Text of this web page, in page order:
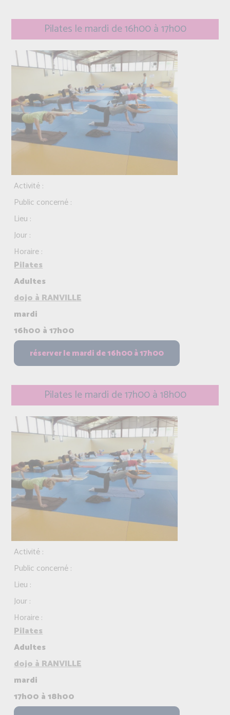
Pilates le mardi de 16h00 à 17h00
Activité :
Public concerné :
Lieu :
Jour :
Horaire :
Pilates
Adultes
dojo à RANVILLE
mardi
16h00 à 17h00
Pilates le mardi de 17h00 à 18h00
Activité :
Public concerné :
Lieu :
Jour :
Horaire :
Pilates
Adultes
dojo à RANVILLE
mardi
17h00 à 18h00